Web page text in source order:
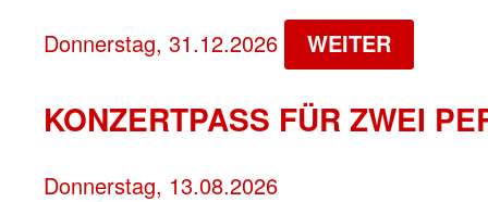
Donnerstag, 31.12.2026 WEITER
KONZERTPASS FÜR ZWEI
Donnerstag, 13.08.2026